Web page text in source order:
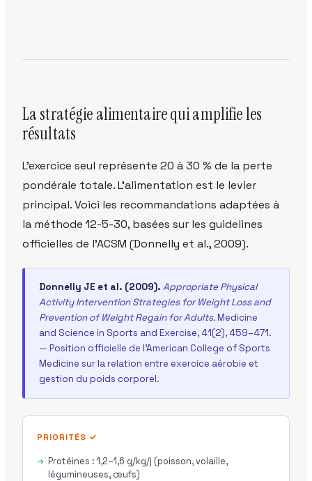
La stratégie alimentaire qui amplifie les
résultats
L'exercice seul représente 20 à 30 % de la perte
pondérale totale. L'alimentation est le levier
principal. Voici les recommandations adaptées à
la méthode 12-5-30, basées sur les guidelines
officielles de l'ACSM (Donnelly et al., 2009).
Donnelly JE et al. (2009). Appropriate Physical
Activity Intervention Strategies for Weight Loss and
Prevention of Weight Regain for Adults.Medicine
and Science in Sports and Exercise, 41(2), 459–471.
— Position officielle de l'American College of Sports
Medicine sur la relation entre exercice aérobie et
gestion du poids corporel.
PRIORITÉS ✓
Protéines : 1,2–1,6 g/kg/j (poisson, volaille,
légumineuses, œufs)